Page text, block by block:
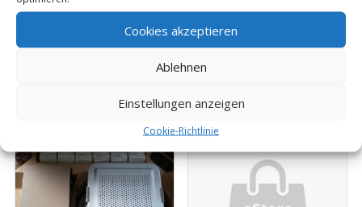
Cookies akzeptieren
Ablehnen
Einstellungen anzeigen
Cookie-Richtlinie
Standort Isoliermatte
Bundeswehr